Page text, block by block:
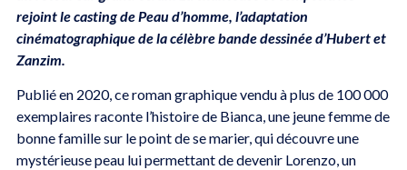
rejoint le casting de Peau d’homme, l’adaptation
cinématographique de la célèbre bande dessinée d’Hubert et
Zanzim.
Publié en 2020, ce roman graphique vendu à plus de 100 000
exemplaires raconte l’histoire de Bianca, une jeune femme de
bonne famille sur le point de se marier, qui découvre une
mystérieuse peau lui permettant de devenir Lorenzo, un